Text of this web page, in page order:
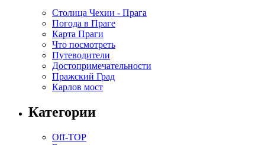
Столица Чехии - Прага
Погода в Праге
Карта Праги
Что посмотреть
Путеводители
Достопримечательности
Пражский Град
Карлов мост
Категории
Off-TOP